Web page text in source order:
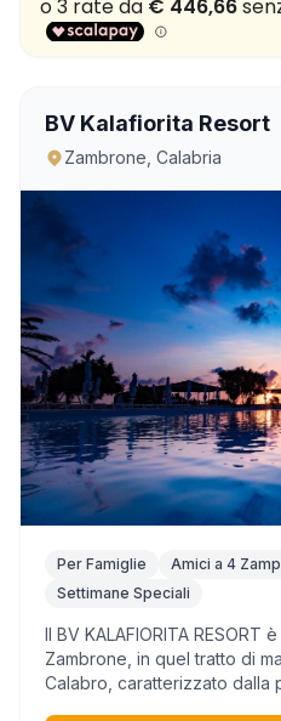
BV Kalafiorita Resort
Zambrone, Calabria
Per Famiglie Amici a 4
Settimane Speciali
Il BV KALAFIORITA RESORT
Zambrone, in quel tratto di
Calabro, caratterizzato dalla